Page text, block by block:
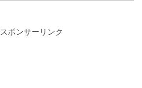
スポンサーリンク